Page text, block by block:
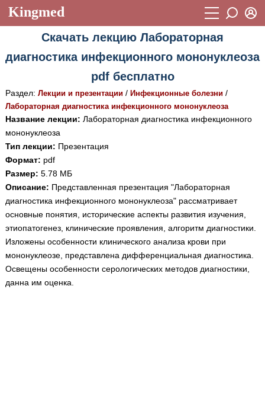
Kingmed
Учебный материал
Видеогалерея 899
Истории болезней 1268
Лекции и презентации
Аккредитационные тесты
Методические рекомендации
Научно-популярное
Статьи
Новости
Медицинская стандартизация
Восстановить пароль
Регистрация
Скачать лекцию Лабораторная
диагностика инфекционного мононуклеоза
pdf бесплатно
Раздел: Лекции и презентации/ Инфекционные болезни/
Лабораторная диагностика инфекционного мононуклеоза
Название лекции: Лабораторная диагностика инфекционного
мононуклеоза
Тип лекции: Презентация
Формат: pdf
Размер: 5.78 МБ
Описание: Представленная презентация "Лабораторная
диагностика инфекционного мононуклеоза" рассматривает
основные понятия, исторические аспекты развития изучения,
этиопатогенез, клинические проявления, алгоритм диагностики.
Изложены особенности клинического анализа крови при
мононуклеозе, представлена дифференциальная диагностика.
Освещены особенности серологических методов диагностики,
данна им оценка.